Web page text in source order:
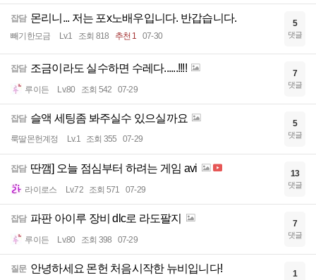
잡담 몬리니... 저는 포x노배우입니다. 반갑습니다.
빼기한모금 Lv.1 조회 818 추천 1 07-30
5
댓글
잡담 조금이라도 실수하면 수레다......!!!!
루이든 Lv.80 조회 542 07-29
7
댓글
잡담 슬액 세팅좀 봐주실수 있으실까요
룩딸몬헌계정 Lv.1 조회 355 07-29
5
댓글
잡담 딴깸] 오늘 점심부터 하려는 게임 avi
라이로스 Lv.72 조회 571 07-29
13
댓글
잡담 파판 아이루 장비 dlc로 라도팔지
루이든 Lv.80 조회 398 07-29
7
댓글
질문 안녕하세요 몬헌 처음시작한 뉴비입니다! 1